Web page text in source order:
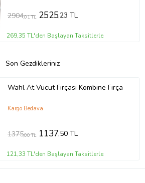
2904,01 TL 2525,23 TL
269,35 TL'den Başlayan Taksitlerle
Son Gezdikleriniz
Wahl At Vücut Fırçası Kombine Fırça
Kargo Bedava
1375,00 TL 1137,50 TL
121,33 TL'den Başlayan Taksitlerle